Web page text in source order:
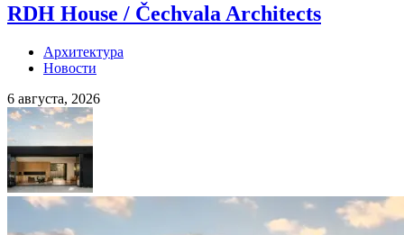
RDH House / Čechvala Architects
Архитектура
Новости
6 августа, 2026